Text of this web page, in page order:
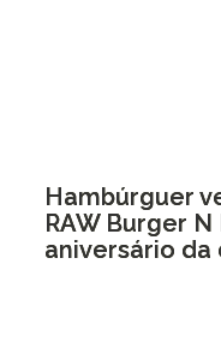
Hambúrguer
RAW Burger
aniversário da